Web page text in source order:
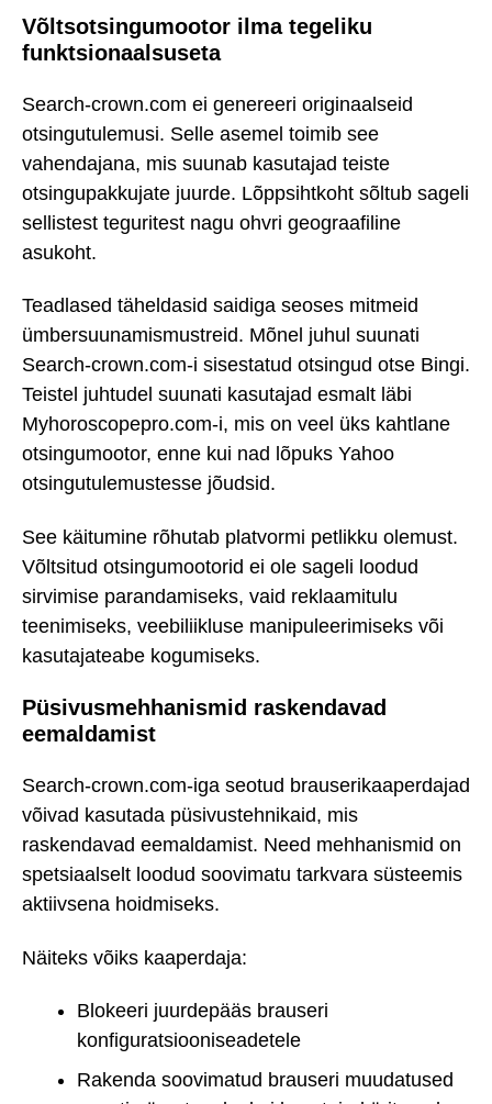
Võltsotsingumootor ilma tegeliku
funktsionaalsuseta
Search-crown.com ei genereeri originaalseid
otsingutulemusi. Selle asemel toimib see
vahendajana, mis suunab kasutajad teiste
otsingupakkujate juurde. Lõppsihtkoht sõltub sageli
sellistest teguritest nagu ohvri geograafiline
asukoht.
Teadlased täheldasid saidiga seoses mitmeid
ümbersuunamismustreid. Mõnel juhul suunati
Search-crown.com-i sisestatud otsingud otse Bingi.
Teistel juhtudel suunati kasutajad esmalt läbi
Myhoroscopepro.com-i, mis on veel üks kahtlane
otsingumootor, enne kui nad lõpuks Yahoo
otsingutulemustesse jõudsid.
See käitumine rõhutab platvormi petlikku olemust.
Võltsitud otsingumootorid ei ole sageli loodud
sirvimise parandamiseks, vaid reklaamitulu
teenimiseks, veebiliikluse manipuleerimiseks või
kasutajateabe kogumiseks.
Püsivusmehhanismid raskendavad
eemaldamist
Search-crown.com-iga seotud brauserikaaperdajad
võivad kasutada püsivustehnikaid, mis
raskendavad eemaldamist. Need mehhanismid on
spetsiaalselt loodud soovimatu tarkvara süsteemis
aktiivsena hoidmiseks.
Näiteks võiks kaaperdaja:
Blokeeri juurdepääs brauseri
konfiguratsiooniseadetele
Rakenda soovimatud brauseri muudatused